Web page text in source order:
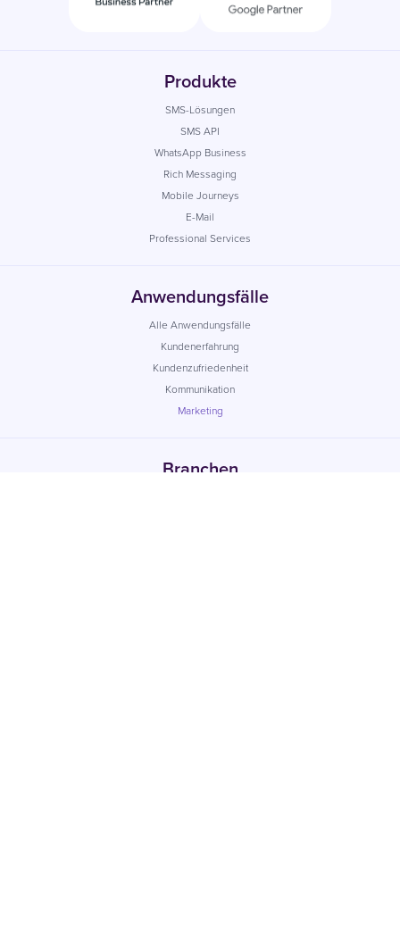
Produkte
SMS-Lösungen
SMS API
WhatsApp Business
Rich Messaging
Mobile Journeys
E-Mail
Professional Services
Anwendungsfälle
Alle Anwendungsfälle
Kundenerfahrung
Kundenzufriedenheit
Kommunikation
Marketing
Branchen